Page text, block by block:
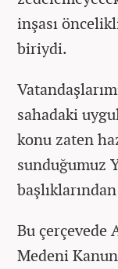
inşası
biriydi.
sahadaki
konu zaten
sunduğumuz
Bu çerçevede
Medeni